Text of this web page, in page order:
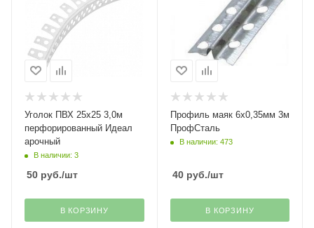
Уголок ПВХ 25х25 3,0м
перфорированный Идеал
арочный
В наличии: 3
50 руб./шт
В КОРЗИНУ
Профиль маяк 6х0,35мм 3м
ПрофСталь
В наличии: 473
40руб./шт
В КОРЗИНУ